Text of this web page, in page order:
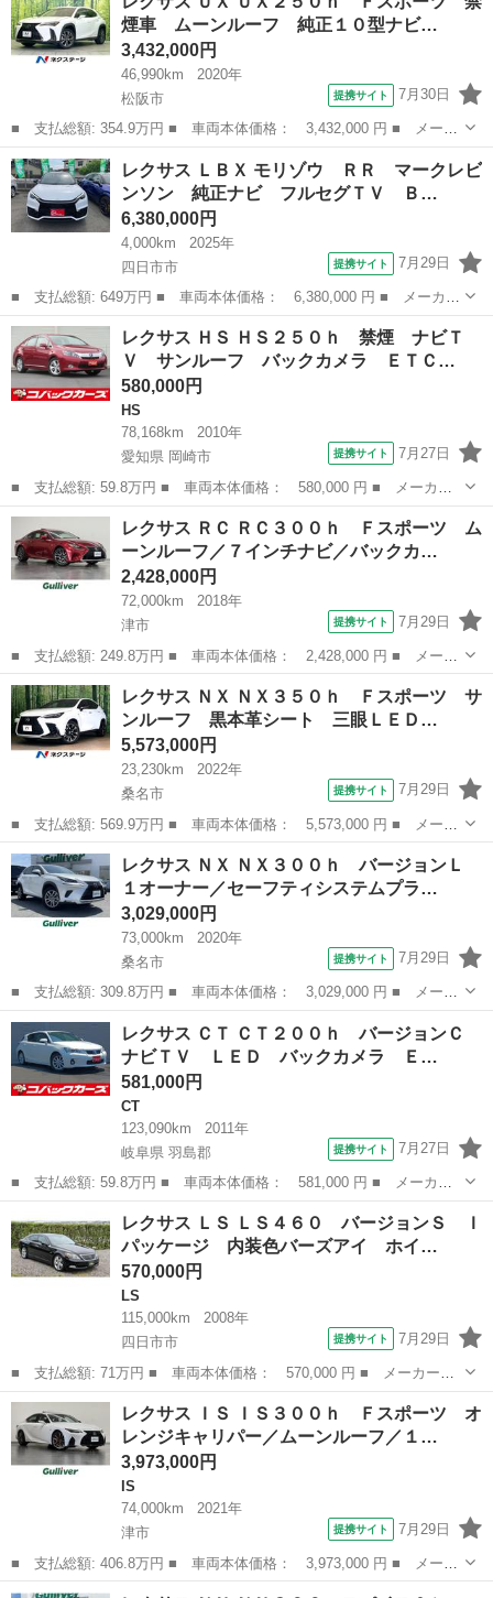
ｈ ９．８インチナビ／Ｂカメラ／ドラレコ／ＥＴＣ２．０／レザー
シート／...
煙車 ムーンルーフ 純正１０型ナビ…
3,432,000円
46,990km
2020年
松阪市
提携サイト 7月30日
■ 支払総額: 354.9万円 ■ 車両本体価格： 3,432,000 円 ■ メーカ
ー名： レクサス ■ 車種名： ＵＸ ■ グレード名： ＵＸ２５０
ｈ Ｆスポーツ 禁煙車 ムーンルーフ 純正１０型ナビ バックカ
メラ レ...
三重 松阪市 レクサス
レクサス ＬＢＸ モリゾウ ＲＲ マークレビ
ンソン 純正ナビ フルセグＴＶ Ｂ…
6,380,000円
4,000km
2025年
四日市市
提携サイト 7月29日
■ 支払総額: 649万円 ■ 車両本体価格： 6,380,000 円 ■ メーカー
名： レクサス ■ 車種名： ＬＢＸ ■ グレード名： モリゾウ
ＲＲ マークレビンソン 純正ナビ フルセグＴＶ Ｂｌｕｅｔｏｏ
ｔｈ接続可...
三重 四日市市 レクサス
レクサス ＨＳ ＨＳ２５０ｈ 禁煙 ナビＴ
Ｖ サンルーフ バックカメラ ＥＴＣ…
580,000円
HS
78,168km
2010年
愛知県 岡崎市
提携サイト 7月27日
■ 支払総額: 59.8万円 ■ 車両本体価格： 580,000 円 ■ メーカー
名： レクサス ■ 車種名： ＨＳ ■ グレード名： ＨＳ２５０
ｈ 禁煙 ナビＴＶ サンルーフ バックカメラ ＥＴＣ クルーズ
コントロール ...
愛知 岡崎市 HS
レクサス ＲＣ ＲＣ３００ｈ Ｆスポーツ ム
ーンルーフ／７インチナビ／バックカ…
2,428,000円
72,000km
2018年
津市
提携サイト 7月29日
■ 支払総額: 249.8万円 ■ 車両本体価格： 2,428,000 円 ■ メーカ
ー名： レクサス ■ 車種名： ＲＣ ■ グレード名： ＲＣ３００
ｈ Ｆスポーツ ムーンルーフ／７インチナビ／バックカメラ／ドラ
イブレコ...
三重 津市 レクサス
レクサス ＮＸ ＮＸ３５０ｈ Ｆスポーツ サ
ンルーフ 黒本革シート 三眼ＬＥＤ…
5,573,000円
23,230km
2022年
桑名市
提携サイト 7月29日
■ 支払総額: 569.9万円 ■ 車両本体価格： 5,573,000 円 ■ メーカ
ー名： レクサス ■ 車種名： ＮＸ ■ グレード名： ＮＸ３５０
ｈ Ｆスポーツ サンルーフ 黒本革シート 三眼ＬＥＤヘッドライ
ト オレ...
三重 桑名市 レクサス
レクサス ＮＸ ＮＸ３００ｈ バージョンＬ
１オーナー／セーフティシステムプラ…
3,029,000円
73,000km
2020年
桑名市
提携サイト 7月29日
■ 支払総額: 309.8万円 ■ 車両本体価格： 3,029,000 円 ■ メーカ
ー名： レクサス ■ 車種名： ＮＸ ■ グレード名： ＮＸ３００
ｈ バージョンＬ １オーナー／セーフティシステムプラス／ＢＳＭ
／ＨＵＤ...
三重 桑名市 レクサス
レクサス ＣＴ ＣＴ２００ｈ バージョンＣ
ナビＴＶ ＬＥＤ バックカメラ Ｅ…
581,000円
CT
123,090km
2011年
岐阜県 羽島郡
提携サイト 7月27日
■ 支払総額: 59.8万円 ■ 車両本体価格： 581,000 円 ■ メーカー
名： レクサス ■ 車種名： ＣＴ ■ グレード名： ＣＴ２００
ｈ バージョンＣ ナビＴＶ ＬＥＤ バックカメラ ＥＴＣ クル
ーズコントロー...
CT
レクサス ＬＳ ＬＳ４６０ バージョンＳ Ｉ
パッケージ 内装色バーズアイ ホイ…
570,000円
LS
115,000km
2008年
四日市市
提携サイト 7月29日
■ 支払総額: 71万円 ■ 車両本体価格： 570,000 円 ■ メーカー
名： レクサス ■ 車種名： ＬＳ ■ グレード名： ＬＳ４６０
バージョンＳ Ｉパッケージ 内装色バーズアイ ホイール１９イン
チＡＷ 黒革 サ...
三重 四日市市
レクサス ＩＳ ＩＳ３００ｈ Ｆスポーツ オ
レンジキャリパー／ムーンルーフ／１…
3,973,000円
IS
74,000km
2021年
津市
提携サイト 7月29日
■ 支払総額: 406.8万円 ■ 車両本体価格： 3,973,000 円 ■ メーカ
ー名： レクサス ■ 車種名： ＩＳ ■ グレード名： ＩＳ３００
三重 津市 IS